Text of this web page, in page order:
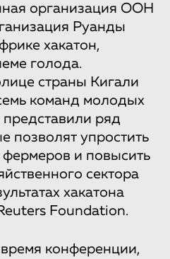
организация ООН
Руанды
хакатон,
голода.
страны Кигали
команд молодых
ряд
позволят упростить
фермеров и повысить
сектора
хакатона
Foundation.
конференции,